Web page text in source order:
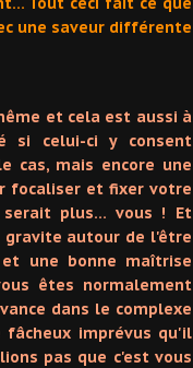
une saveur différente
et cela est aussi à
si celui-ci y consent
cas, mais encore une
focaliser et fixer votre
plus… vous ! Et
gravite autour de l'être
une bonne maîtrise
êtes normalement
dans le complexe
imprévus qu'il
pas que c'est vous